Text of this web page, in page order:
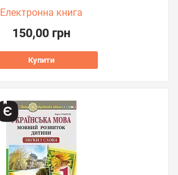
Електронна книга
150,00 грн
Купити